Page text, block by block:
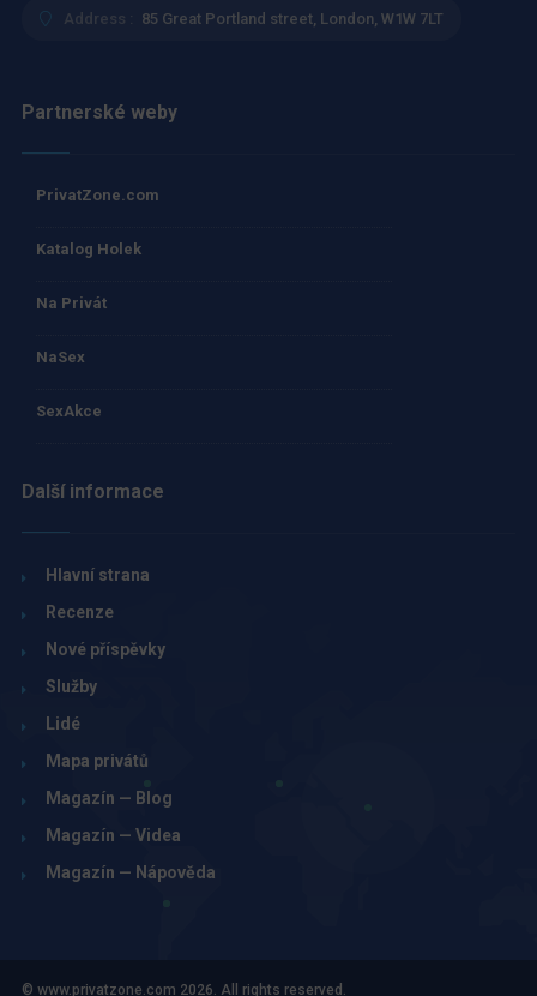
Address : 85 Great Portland street, London, W1W 7LT
Partnerské weby
PrivatZone.com
Katalog Holek
Na Privát
NaSex
SexAkce
Další informace
Hlavní strana
Recenze
Nové příspěvky
Služby
Lidé
Mapa privátů
Magazín — Blog
Magazín — Videa
Magazín — Nápověda
© www.privatzone.com 2026. All rights reserved.